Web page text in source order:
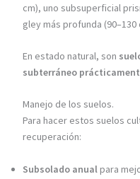
cm), uno subsuperficial
gley más profunda
En estado natural, son
subterráneo
Manejo de los suelos.
Para hacer estos suelos
recuperación:
Subsolado anualpara